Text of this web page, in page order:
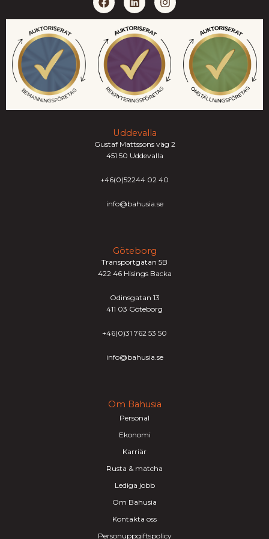
a
c
b
o
o
k
i
n
k
e
i
n
n
s
a
g
r
a
m
Uddevalla
Gustaf Mattssons väg 2
451 50 Uddevalla
+46(0)52244 02 40
info@bahusia.se
Göteborg
Transportgatan 5B
422 46 Hisings Backa
Odinsgatan 13
411 03 Göteborg
+46(0)31 762 53 50
info@bahusia.se
Om Bahusia
Personal
Ekonomi
Karriär
Rusta & matcha
Lediga jobb
Om Bahusia
Kontakta oss
Personuppgiftspolicy